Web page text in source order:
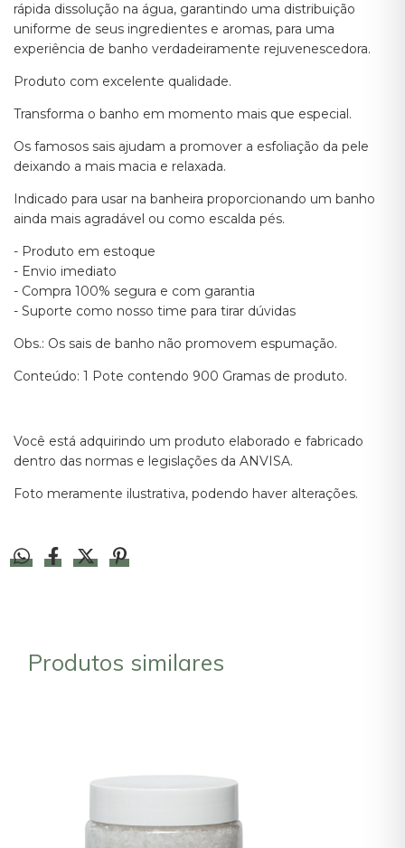
rápida dissolução na água, garantindo uma distribuição
uniforme de seus ingredientes e aromas, para uma
experiência de banho verdadeiramente rejuvenescedora.
Produto com excelente qualidade.
Transforma o banho em momento mais que especial.
Os famosos sais ajudam a promover a esfoliação da pele
deixando a mais macia e relaxada.
Indicado para usar na banheira proporcionando um banho
ainda mais agradável ou como escalda pés.
- Produto em estoque
- Envio imediato
- Compra 100% segura e com garantia
- Suporte como nosso time para tirar dúvidas
Obs.: Os sais de banho não promovem espumação.
Conteúdo: 1 Pote contendo 900 Gramas de produto.
Você está adquirindo um produto elaborado e fabricado
dentro das normas e legislações da ANVISA.
Foto meramente ilustrativa, podendo haver alterações.
Produtos similares